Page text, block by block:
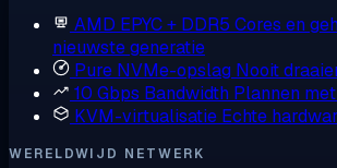
AMD EPYC + DDR5 Cores en
nieuwste generatie
Pure NVMe-opslag Nooit
10 Gbps Bandwidth Plannen
KVM-virtualisatie Echte
WERELDWIJD NETWERK